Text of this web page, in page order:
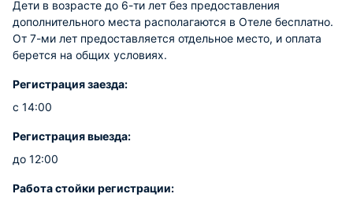
Дети в возрасте до 6-ти лет без предоставления
дополнительного места располагаются в Отеле бесплатно.
От 7-ми лет предоставляется отдельное место, и оплата
берется на общих условиях.
Регистрация заезда:
с 14:00
Регистрация выезда:
до 12:00
Работа стойки регистрации: